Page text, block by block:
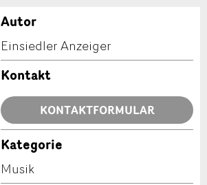
Autor
Einsiedler Anzeiger
Kontakt
KONTAKTFORMULAR
Kategorie
Musik